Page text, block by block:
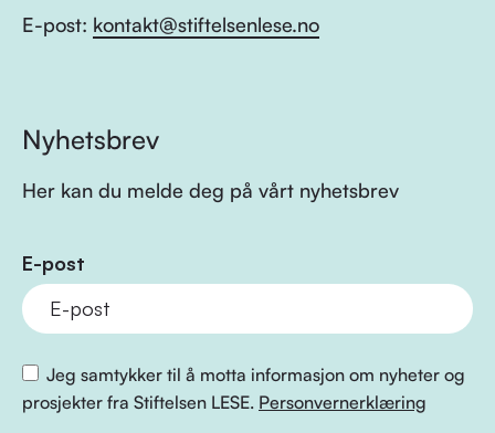
E-post: kontakt@stiftelsenlese.no
Nyhetsbrev
Her kan du melde deg på vårt nyhetsbrev
E-post
Jeg samtykker til å motta informasjon om nyheter og
prosjekter fra Stiftelsen LESE. Personvernerklæring